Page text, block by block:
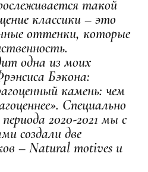
такой
классики – это
оттенки, которые
одна из моих
Бэкона:
камень: чем
Специально
2020-2021 мы с
создали две
– Natural motives и